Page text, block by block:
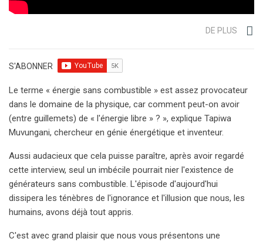
DE PLUS
S'ABONNER
Le terme « énergie sans combustible » est assez provocateur
dans le domaine de la physique, car comment peut-on avoir
(entre guillemets) de « l'énergie libre » ? », explique Tapiwa
Muvungani, chercheur en génie énergétique et inventeur.
Aussi audacieux que cela puisse paraître, après avoir regardé
cette interview, seul un imbécile pourrait nier l'existence de
générateurs sans combustible. L'épisode d'aujourd'hui
dissipera les ténèbres de l'ignorance et l'illusion que nous, les
humains, avons déjà tout appris.
C'est avec grand plaisir que nous vous présentons une